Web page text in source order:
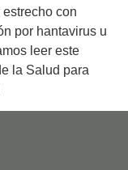
con
por hantavirus u
leer este
la Salud para